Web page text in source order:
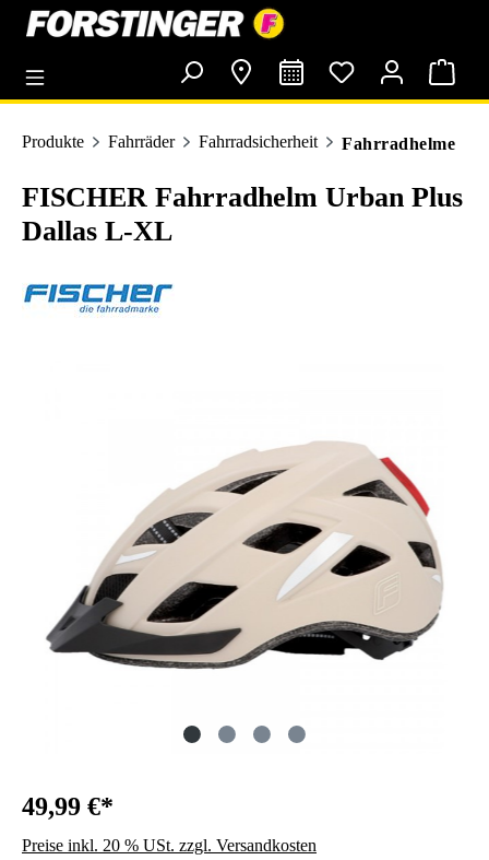
springen
Produkte Fahrräder Fahrradsicherheit Fahrradhelme
FISCHER Fahrradhelm Urban Plus
Dallas L-XL
49,99 €*
Preise inkl. 20 % USt. zzgl. Versandkosten